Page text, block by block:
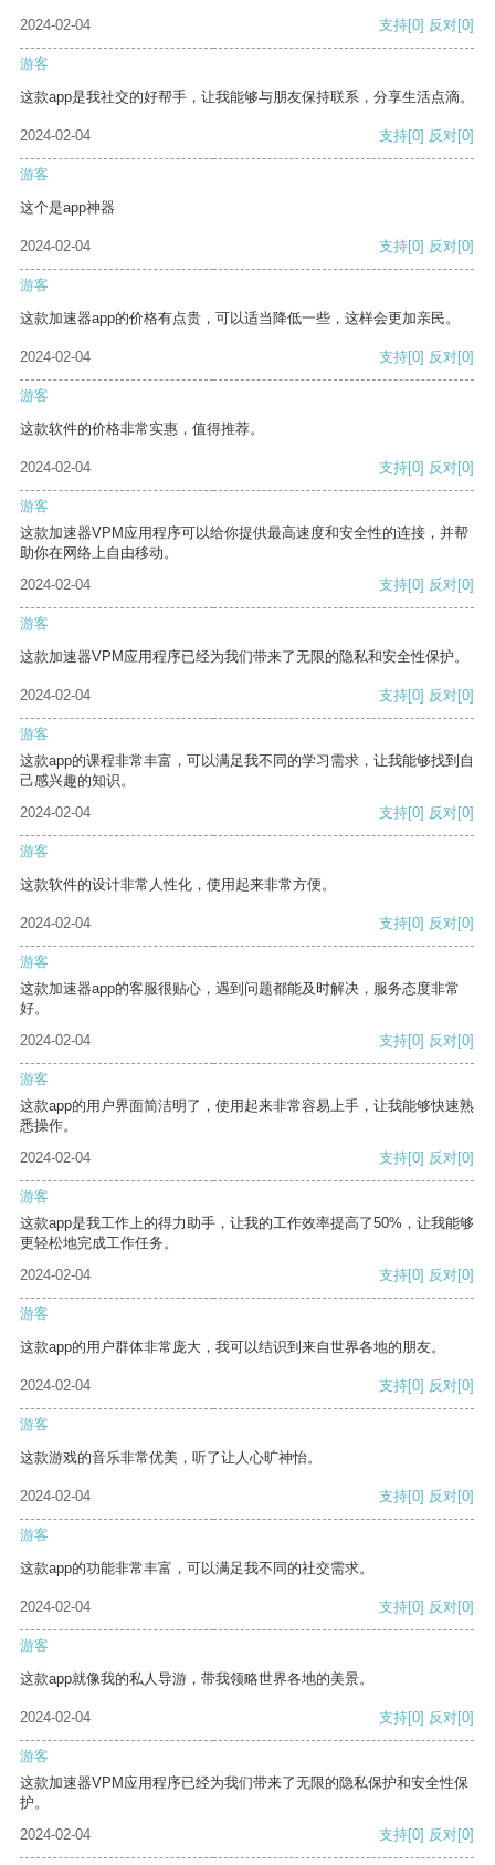
2024-02-04
支持[0] 反对[0]
游客
这款app是我社交的好帮手，让我能够与朋友保持联系，分享生活点滴。
2024-02-04 支持[0] 反对[0]
游客
这个是app神器
2024-02-04 支持[0] 反对[0]
游客
这款加速器app的价格有点贵，可以适当降低一些，这样会更加亲民。
2024-02-04 支持[0] 反对[0]
游客
这款软件的价格非常实惠，值得推荐。
2024-02-04 支持[0] 反对[0]
游客
这款加速器VPM应用程序可以给你提供最高速度和安全性的连接，并帮
助你在网络上自由移动。
2024-02-04
支持[0] 反对[0]
游客
这款加速器VPM应用程序已经为我们带来了无限的隐私和安全性保护。
2024-02-04 支持[0] 反对[0]
游客
这款app的课程非常丰富，可以满足我不同的学习需求，让我能够找到自
己感兴趣的知识。
2024-02-04
支持[0] 反对[0]
游客
这款软件的设计非常人性化，使用起来非常方便。
2024-02-04 支持[0] 反对[0]
游客
这款加速器app的客服很贴心，遇到问题都能及时解决，服务态度非常
好。
2024-02-04
支持[0] 反对[0]
游客
这款app的用户界面简洁明了，使用起来非常容易上手，让我能够快速熟
悉操作。
2024-02-04
支持[0] 反对[0]
游客
这款app是我工作上的得力助手，让我的工作效率提高了50%，让我能够
更轻松地完成工作任务。
2024-02-04
支持[0] 反对[0]
游客
这款app的用户群体非常庞大，我可以结识到来自世界各地的朋友。
2024-02-04 支持[0] 反对[0]
游客
这款游戏的音乐非常优美，听了让人心旷神怡。
2024-02-04 支持[0] 反对[0]
游客
这款app的功能非常丰富，可以满足我不同的社交需求。
2024-02-04 支持[0] 反对[0]
游客
这款app就像我的私人导游，带我领略世界各地的美景。
2024-02-04 支持[0] 反对[0]
游客
这款加速器VPM应用程序已经为我们带来了无限的隐私保护和安全性保
护。
2024-02-04
支持[0] 反对[0]